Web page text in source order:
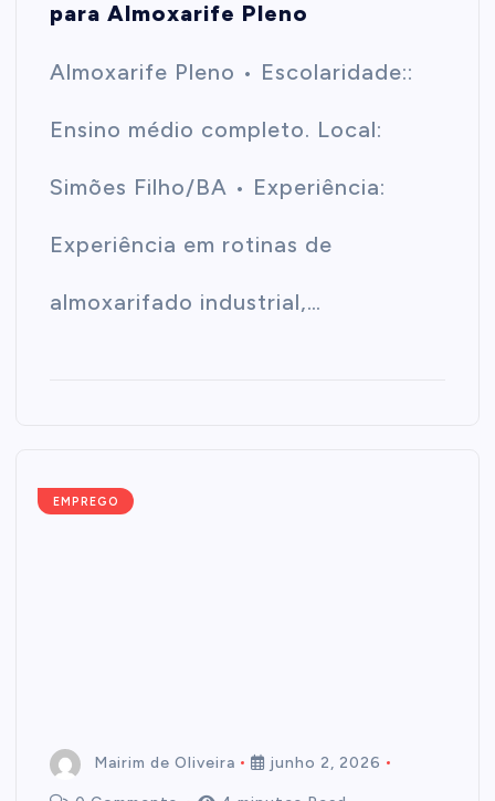
para Almoxarife Pleno
Almoxarife Pleno • Escolaridade::
Ensino médio completo. Local:
Simões Filho/BA • Experiência:
Experiência em rotinas de
almoxarifado industrial,…
EMPREGO
Mairim de Oliveira junho 2, 2026